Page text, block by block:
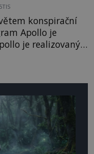
konspirační
Apollo je
kosmonautů
je úspěchu